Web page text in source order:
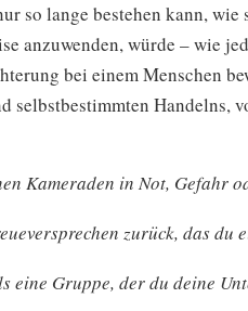
so lange bestehen kann,
anzuwenden, würde – wie
bei einem Menschen
selbstbestimmten Handelns,
Kameraden in Not, Gefahr
zurück, das du
eine Gruppe, der du deine